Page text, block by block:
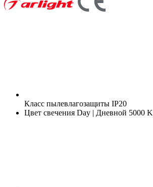
Класс пылевлагозащиты IP20
Цвет свечения Day | Дневной 5000 K